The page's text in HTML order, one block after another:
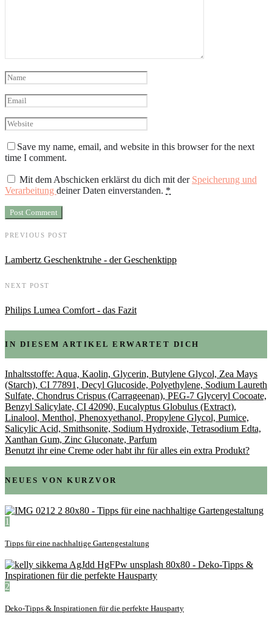
Save my name, email, and website in this browser for the next
time I comment.
Mit dem Abschicken erklärst du dich mit der Speicherung und
Verarbeitung deiner Daten einverstanden. *
PREVIOUS POST
Lambertz Geschenktruhe - der Geschenktipp
NEXT POST
Philips Lumea Comfort - das Fazit
IN DIESEM ARTIKEL ERWARTET DICH
Inhaltsstoffe: Aqua, Kaolin, Glycerin, Butylene Glycol, Zea Mays
(Starch), CI 77891, Decyl Glucoside, Polyethylene, Sodium Laureth
Sulfate, Chondrus Crispus (Carrageenan), PEG-7 Glyceryl Cocoate,
Benzyl Salicylate, CI 42090, Eucalyptus Globulus (Extract),
Linalool, Menthol, Phenoxyethanol, Propylene Glycol, Pumice,
Salicylic Acid, Smithsonite, Sodium Hydroxide, Tetrasodium Edta,
Xanthan Gum, Zinc Gluconate, Parfum
Benutzt ihr eine Creme oder habt ihr für alles ein extra Produkt?
NEUES VON KURZVOR
1
Tipps für eine nachhaltige Gartengestaltung
2
Deko-Tipps & Inspirationen für die perfekte Hausparty